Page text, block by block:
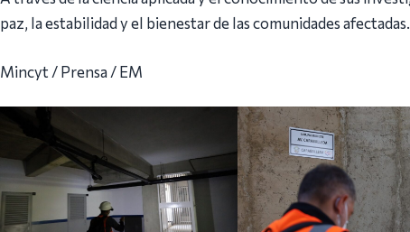
paz, la estabilidad y el bienestar de las comunidades afectadas.
Mincyt / Prensa / EM